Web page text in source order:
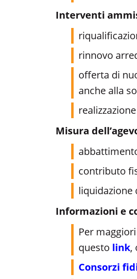
Interventi
rinnovo
offerta di
anche alla
Misura
contributo
liquidazione
Informazioni e
Per
questo link,
Consorzi